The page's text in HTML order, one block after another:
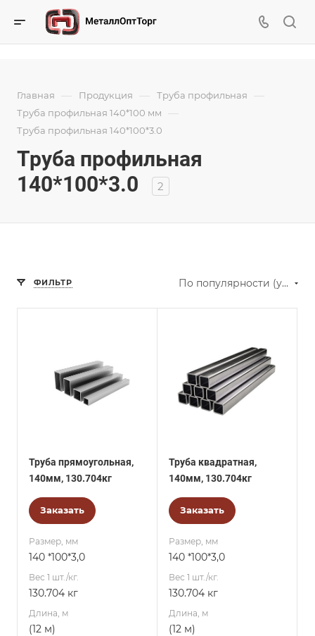
Главная — Продукция — Труба профильная —
Труба профильная 140*100 мм —
Труба профильная 140*100*3.0
Труба профильная
140*100*3.0
2
ФИЛЬТР По популярности (убывание)
Труба прямоугольная,
140мм, 130.704кг
Заказать
Размер, мм
140 *100*3,0
Вес 1 шт./кг.
130.704 кг
Длина, м
(12 м)
Труба квадратная,
140мм, 130.704кг
Заказать
Размер, мм
140 *100*3,0
Вес 1 шт./кг.
130.704 кг
Длина, м
(12 м)